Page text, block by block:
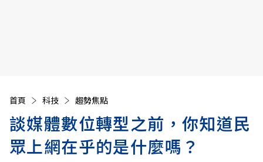
首頁 科技 趨勢焦點
談媒體數位轉型之前，你知道民
眾上網在乎的是什麼嗎？